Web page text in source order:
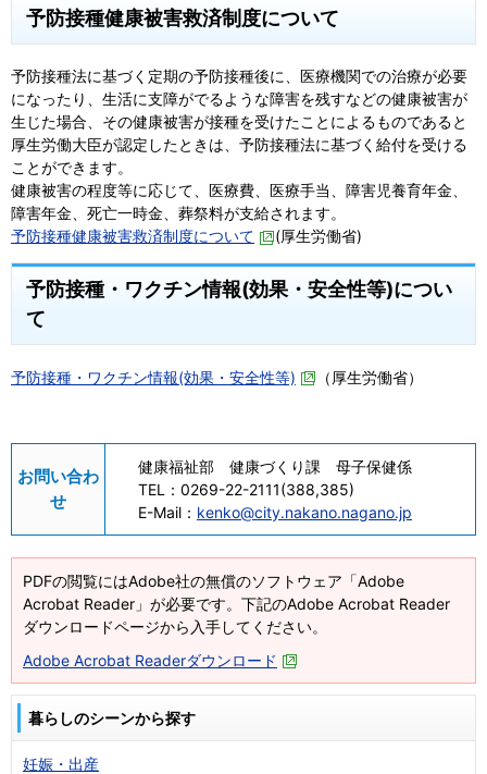
予防接種健康被害救済制度について
予防接種法に基づく定期の予防接種後に、医療機関での治療が必要
になったり、生活に支障がでるような障害を残すなどの健康被害が
生じた場合、その健康被害が接種を受けたことによるものであると
厚生労働大臣が認定したときは、予防接種法に基づく給付を受ける
ことができます。
健康被害の程度等に応じて、医療費、医療手当、障害児養育年金、
障害年金、死亡一時金、葬祭料が支給されます。
予防接種健康被害救済制度について
(厚生労働省)
予防接種・ワクチン情報(効果・安全性等)につい
て
予防接種・ワクチン情報(効果・安全性等) （厚生労働省）
お問い合わ
せ
健康福祉部 健康づくり課 母子保健係
TEL： 0269-22-2111(388,385)
E-Mail： kenko@city.nakano.nagano.jp
PDFの閲覧にはAdobe社の無償のソフトウェア「Adobe
Acrobat Reader」が必要です。下記のAdobe Acrobat Reader
ダウンロードページから入手してください。
Adobe Acrobat Readerダウンロード
暮らしのシーンから探す
妊娠・出産